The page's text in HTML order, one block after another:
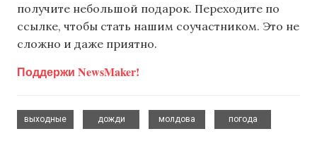
получите небольшой подарок. Переходите по
ссылке, чтобы стать нашим соучастником. Это не
сложно и даже приятно.
Поддержи NewsMaker!
выходные
дожди
молдова
погода